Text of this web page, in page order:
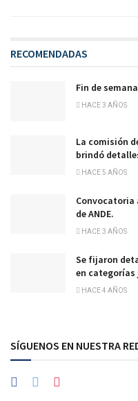
RECOMENDADAS
Fin de
HACE 3 AÑOS
La comisión
brindó
HACE 5 AÑOS
Convocatoria
de ANDE.
HACE 3 AÑOS
Se fijaron
en categorías
HACE 4 AÑOS
SÍGUENOS EN NUESTRA